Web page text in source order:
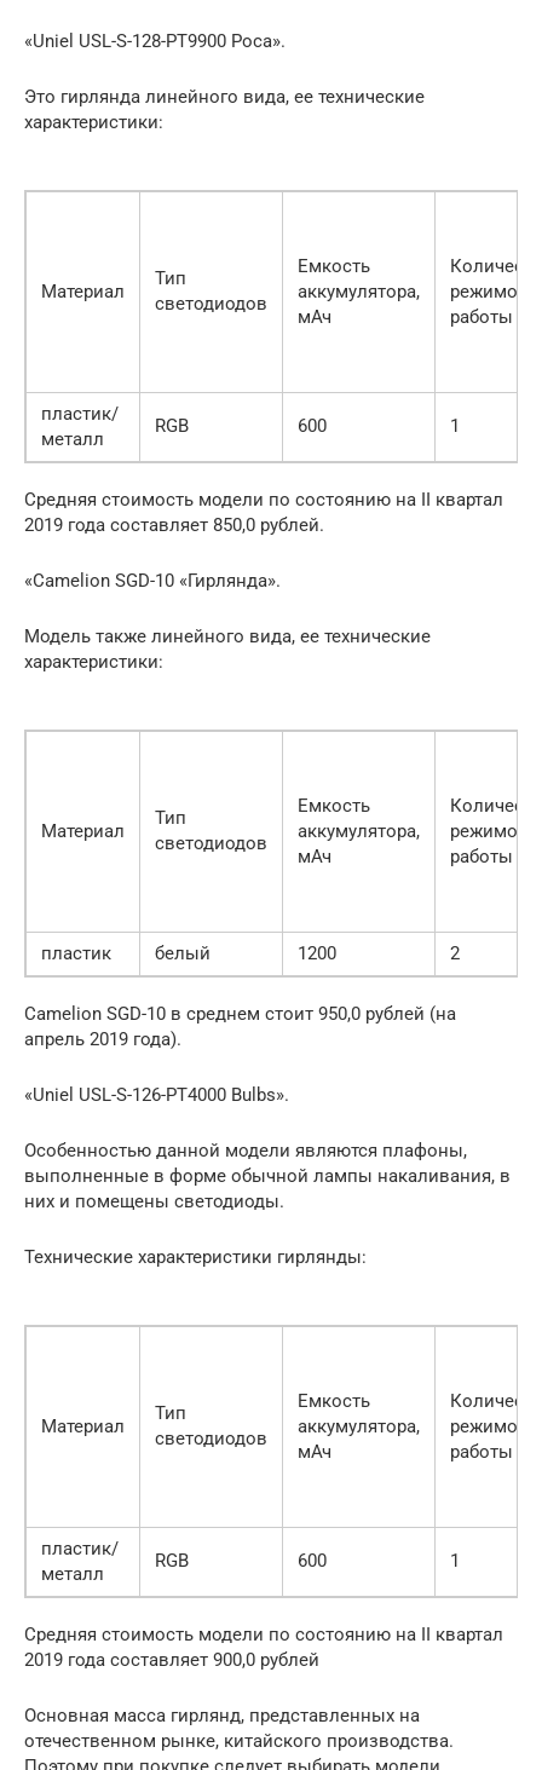
«Uniel USL-S-128-PT9900 Роса».
Это гирлянда линейного вида, ее технические
характеристики:
Материал
Тип
светодиодов
Емкость
аккумулятора,
мАч
режимов
работы
пластик/
металл
RGB 600 1
Средняя стоимость модели по состоянию на II квартал
2019 года составляет 850,0 рублей.
«Camelion SGD-10 «Гирлянда».
Модель также линейного вида, ее технические
характеристики:
Материал
Тип
светодиодов
Емкость
аккумулятора,
мАч
режимов
работы
пластик белый 1200 2
Camelion SGD-10 в среднем стоит 950,0 рублей (на
апрель 2019 года).
«Uniel USL-S-126-PT4000 Bulbs».
Особенностью данной модели являются плафоны,
выполненные в форме обычной лампы накаливания, в
них и помещены светодиоды.
Технические характеристики гирлянды:
Материал
Тип
светодиодов
Емкость
аккумулятора,
мАч
режимов
работы
пластик/
металл
RGB 600 1
Средняя стоимость модели по состоянию на II квартал
2019 года составляет 900,0 рублей
Основная масса гирлянд, представленных на
отечественном рынке, китайского производства.